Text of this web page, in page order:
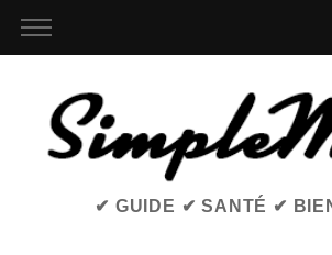
✔ GUIDE ✔ SANTÉ ✔